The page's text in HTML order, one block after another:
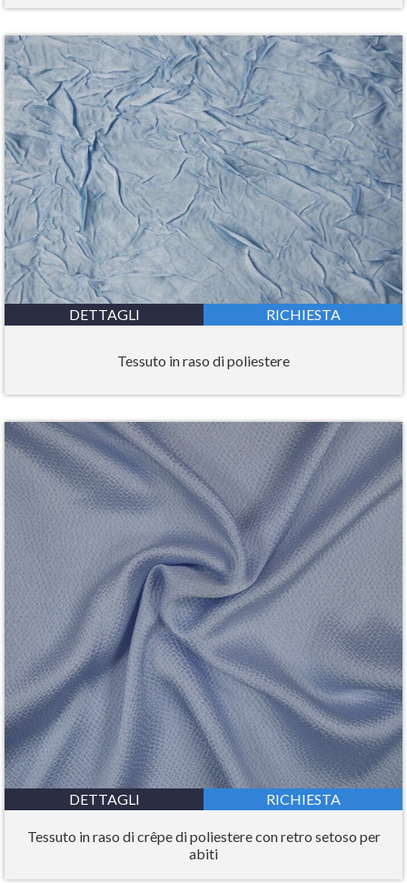
DETTAGLI RICHIESTA
Tessuto in raso di poliestere
DETTAGLI RICHIESTA
Tessuto in raso di crêpe di poliestere con retro setoso per
abiti